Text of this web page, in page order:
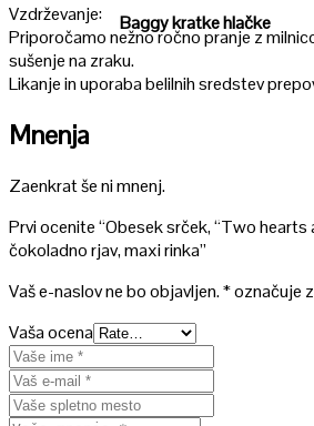
Baggy kratke hlačke
Vzdrževanje:
Priporočamo nežno ročno pranje z
sušenje na zraku.
Likanje in uporaba belilnih sredstev
Mnenja
Zaenkrat še ni mnenj.
Prvi ocenite “Obesek srček, “Two hearts
čokoladno rjav, maxi rinka”
Vaš e-naslov ne bo objavljen.*označuje
Vaša ocena